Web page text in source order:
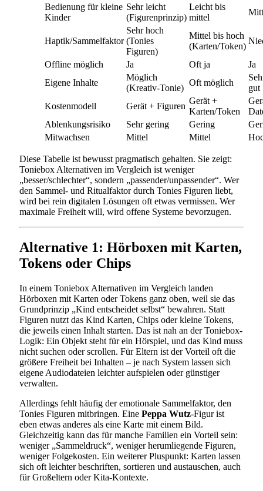
Bedienung für kleine
Kinder
Sehr leicht
(Figurenprinzip)
Leicht bis
mittel
Haptik/Sammelfaktor
Sehr hoch
(Tonies
Figuren)
Mittel bis hoch
(Karten/Token)
Offline möglich Ja Oft ja
Ja
Eigene Inhalte
Möglich
(Kreativ-Tonie)
Oft möglich
gut
Kostenmodell
Gerät + Figuren
Gerät +
Karten/Token
Ablenkungsrisiko
Sehr gering Gering
Mitwachsen
Mittel Mittel
Diese Tabelle ist bewusst pragmatisch gehalten. Sie zeigt:
Toniebox Alternativen im Vergleich ist weniger
„besser/schlechter“, sondern „passender/unpassender“. Wer
den Sammel- und Ritualfaktor durch Tonies Figuren liebt,
wird bei rein digitalen Lösungen oft etwas vermissen. Wer
maximale Freiheit will, wird offene Systeme bevorzugen.
Alternative 1: Hörboxen mit Karten,
Tokens oder Chips
In einem Toniebox Alternativen im Vergleich landen
Hörboxen mit Karten oder Tokens ganz oben, weil sie das
Grundprinzip „Kind entscheidet selbst“ bewahren. Statt
Figuren nutzt das Kind Karten, Chips oder kleine Tokens,
die jeweils einen Inhalt starten. Das ist nah an der Toniebox-
Logik: Ein Objekt steht für ein Hörspiel, und das Kind muss
nicht suchen oder scrollen. Für Eltern ist der Vorteil oft die
größere Freiheit bei Inhalten – je nach System lassen sich
eigene Audiodateien leichter aufspielen oder günstiger
verwalten.
Allerdings fehlt häufig der emotionale Sammelfaktor, den
Tonies Figuren mitbringen. Eine Peppa Wutz-Figur ist
eben etwas anderes als eine Karte mit einem Bild.
Gleichzeitig kann das für manche Familien ein Vorteil sein:
weniger „Sammeldruck“, weniger herumliegende Figuren,
weniger Folgekosten. Ein weiterer Pluspunkt: Karten lassen
sich oft leichter beschriften, sortieren und austauschen, auch
für Großeltern oder Kita-Kontexte.